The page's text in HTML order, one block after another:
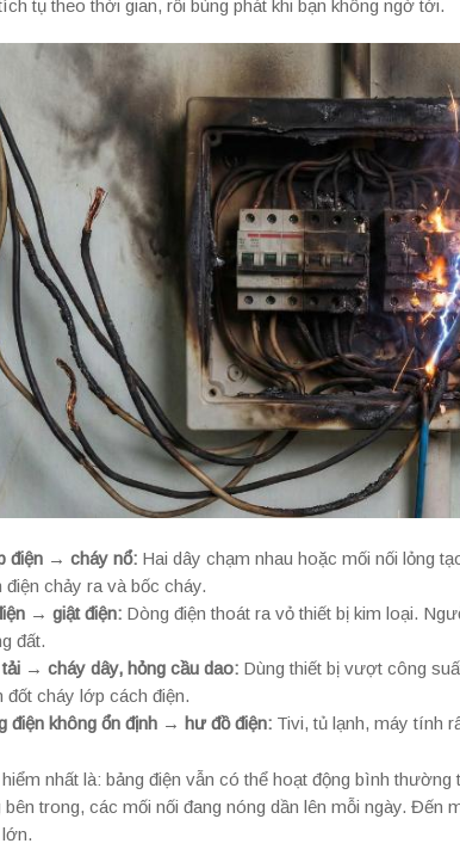
tụ theo thời gian, rồi bùng phát khi bạn không ngờ tới.
điện → cháy nổ: Hai dây chạm nhau hoặc mối nối lỏng
điện chảy ra và bốc cháy.
→ giật điện: Dòng điện thoát ra vỏ thiết bị kim loại.
đất.
→ cháy dây, hỏng cầu dao: Dùng thiết bị vượt công
đốt cháy lớp cách điện.
điện không ổn định → hư đồ điện: Tivi, tủ lạnh, máy tính
nhất là: bảng điện vẫn có thể hoạt động bình
trong, các mối nối đang nóng dần lên mỗi ngày. Đến